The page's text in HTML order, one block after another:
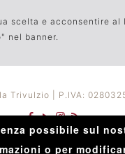
scelta e acconsentire al
nel banner.
Trivulzio | P.IVA:
possibile sul
o per